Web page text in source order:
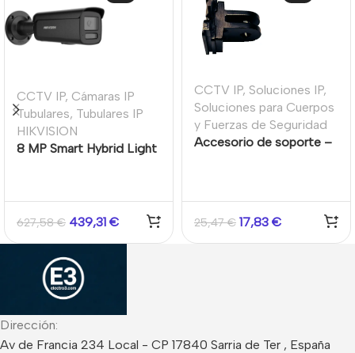
CCTV IP, Cámaras IP
Tubulares, Tubulares IP
HIKVISION
8 MP Smart Hybrid Light
627,58€ 439,31 €
CCTV IP, Soluciones IP,
Soluciones para Cuerpos
y Fuerzas de Seguridad
Accesorio de soporte –
25,47€ 17,83 €
Dirección:
Av de Francia 234 Local - CP 17840 Sarria de Ter , España